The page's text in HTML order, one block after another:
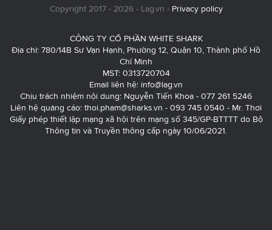
Copyright 2017 - 2026 - Lag.vn - Privacy policy
CÔNG TY CỔ PHẦN WHITE SHARK
Địa chỉ: 780/14B Sư Vạn Hạnh, Phường 12, Quận 10, Thành phố Hồ
Chí Minh
MST: 0313720704
Email liên hệ: info@lag.vn
Chịu trách nhiệm nội dung: Nguyễn Tiến Khoa - 077 261 5246
Liên hệ quảng cáo: thoi.pham@sharks.vn - 093 745 0540 - Mr. Thơi
Giấy phép thiết lập mạng xã hội trên mạng số 345/GP-BTTTT do Bộ
Thông tin và Truyền thông cấp ngày 10/06/2021.